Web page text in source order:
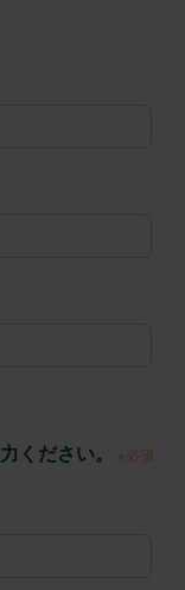
ください。 ※必須